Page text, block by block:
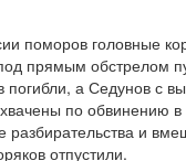
поморов головные
прямым обстрелом
погибли, а Седунов с
по обвинению в
и
отпустили.